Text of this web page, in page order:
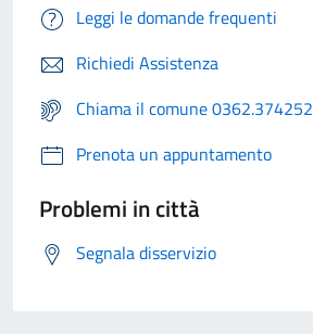
Leggi le domande frequenti
Richiedi Assistenza
Chiama il comune 0362.374252
Prenota un appuntamento
Problemi in città
Segnala disservizio